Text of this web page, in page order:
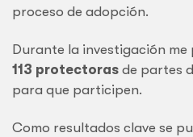
proceso de adopción.
Durante la investigación
113 protectoras de partes
para que participen.
Como resultados clave se